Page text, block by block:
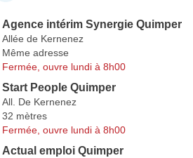
Agence intérim Synergie Quimper
Allée de Kernenez
Même adresse
Fermée, ouvre lundi à 8h00
Start People Quimper
All. De Kernenez
32 mètres
Fermée, ouvre lundi à 8h00
Actual emploi Quimper